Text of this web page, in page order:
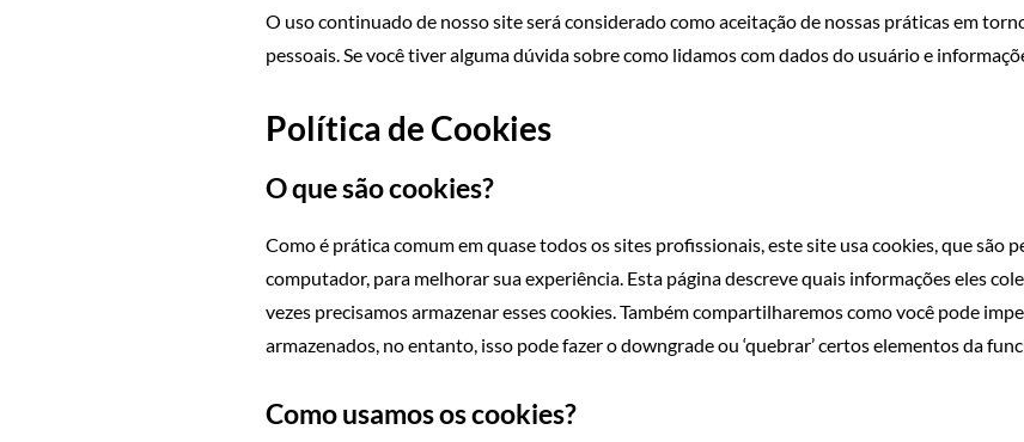
O uso continuado de nosso site será considerado como aceitação de nossas práticas em
pessoais. Se você tiver alguma dúvida sobre como lidamos com dados do usuário e
Política de Cookies
O que são cookies?
Como é prática comum em quase todos os sites profissionais, este site usa cookies, que são
computador, para melhorar sua experiência. Esta página descreve quais informações eles
vezes precisamos armazenar esses cookies. Também compartilharemos como você pode
armazenados, no entanto, isso pode fazer o downgrade ou ‘quebrar’ certos elementos da
Como usamos os cookies?